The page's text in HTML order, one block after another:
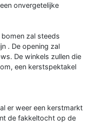
onvergetelijke
zal steeds
. De opening zal
De winkels zullen die
een kerstspektakel
er weer een kerstmarkt
de fakkeltocht op de